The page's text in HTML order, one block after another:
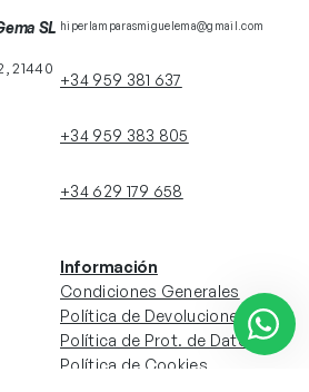
SL
21440
hiperlamparasmiguelema@gmail.com
+34 959 381 637
+34 959 383 805
+34 629 179 658
Información
Condiciones Generales
Política de Devoluciones
Política de Prot. de Datos
Política de Cookies